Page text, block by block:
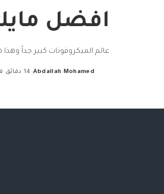
افضل مايك
عالم الميكروفونات كبير جداً وهذا هو السؤال
Abdallah Mohamed 14 دقائق قراءة